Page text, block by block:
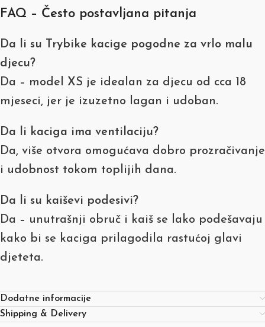
FAQ – Često postavljana pitanja
Da li su Trybike kacige pogodne za vrlo malu
djecu?
Da – model XS je idealan za djecu od cca 18
mjeseci, jer je izuzetno lagan i udoban.
Da li kaciga ima ventilaciju?
Da, više otvora omogućava dobro prozračivanje
i udobnost tokom toplijih dana.
Da li su kaiševi podesivi?
Da – unutrašnji obruč i kaiš se lako podešavaju
kako bi se kaciga prilagodila rastućoj glavi
djeteta.
Dodatne informacije
Shipping & Delivery